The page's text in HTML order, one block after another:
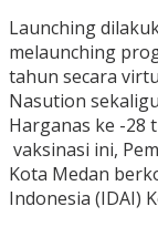
Launching
melaunching
tahun secara
Nasution
Harganas ke -28
vaksinasi ini,
Kota Medan
Indonesia (IDAI)